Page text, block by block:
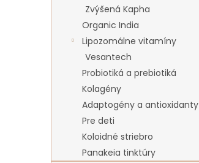
Zvýšená Kapha
Organic India
Lipozomálne vitamíny
Vesantech
Probiotiká a prebiotiká
Kolagény
Adaptogény a antioxidanty
Pre deti
Koloidné striebro
Panakeia tinktúry